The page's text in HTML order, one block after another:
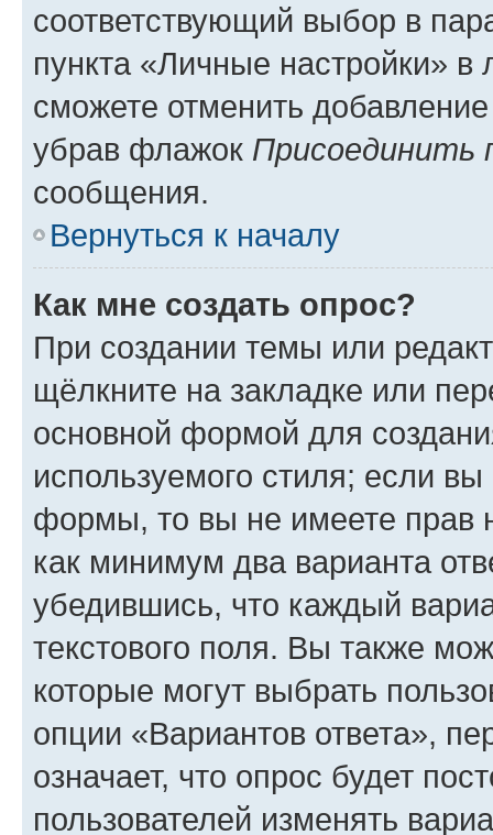
соответствующий выбор в
пункта «Личные настройки»
сможете отменить
убрав флажок Присоединить
сообщения.
Вернуться к началу
Как мне создать опрос?
При создании темы или
щёлкните на закладке или
основной формой для
используемого стиля; если
формы, то вы не имеете прав
как минимум два варианта
убедившись, что каждый
текстового поля. Вы также
которые могут выбрать
опции «Вариантов ответа»,
означает, что опрос будет
пользователей изменять